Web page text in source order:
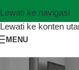
Lewati ke navigasi
Lewati ke konten
MENU